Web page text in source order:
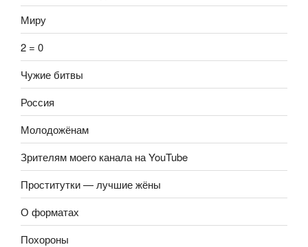
Миру
2 = 0
Чужие битвы
Россия
Молодожёнам
Зрителям моего канала на YouTube
Проститутки — лучшие жёны
О форматах
Похороны